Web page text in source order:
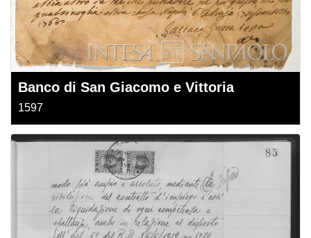
Banco di San Giacomo e Vittoria
1597